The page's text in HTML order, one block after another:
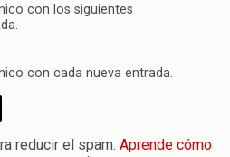
con los siguientes
con cada nueva entrada.
reducir el spam. Aprende cómo